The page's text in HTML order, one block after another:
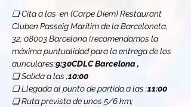
❏ Cita a las en (Carpe Diem) Restaurant
Cluben Passeig Marítim de la Barceloneta,
32, 08003 Barcelona (recomendamos la
máxima puntualidad para la entrega de los
auriculares;9:30CDLC Barcelona ,
❏ Salida a las ;10:00
❏ Llegada al punto de partida a las ;11:00
❏ Ruta prevista de unos 5/6 km;